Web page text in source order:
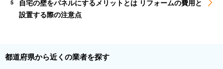
5
自宅の壁をパネルにするメリットとは リフォームの費用と
設置する際の注意点
都道府県から近くの業者を探す